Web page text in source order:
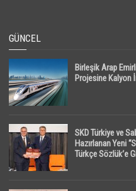
GÜNCEL
Birleşik Arap
Projesine Kalyon
SKD Türkiye ve
Hazırlanan Yeni
Türkçe Sözlük’e